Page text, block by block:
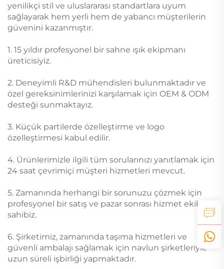
yenilikçi stil ve uluslararası standartlara uyum
sağlayarak hem yerli hem de yabancı müşterilerin
güvenini kazanmıştır.
1. 15 yıldır profesyonel bir sahne ışık ekipmanı
üreticisiyiz.
2. Deneyimli R&D mühendisleri bulunmaktadır ve
özel gereksinimlerinizi karşılamak için OEM & ODM
desteği sunmaktayız.
3. Küçük partilerde özelleştirme ve logo
özelleştirmesi kabul edilir.
4. Ürünlerimizle ilgili tüm sorularınızı yanıtlamak için
24 saat çevrimiçi müşteri hizmetleri mevcut.
5. Zamanında herhangi bir sorunuzu çözmek için
profesyonel bir satış ve pazar sonrası hizmet ekibine
sahibiz.
6. Şirketimiz, zamanında taşıma hizmetleri ve
güvenli ambalajı sağlamak için navlun şirketleriyle
uzun süreli işbirliği yapmaktadır.